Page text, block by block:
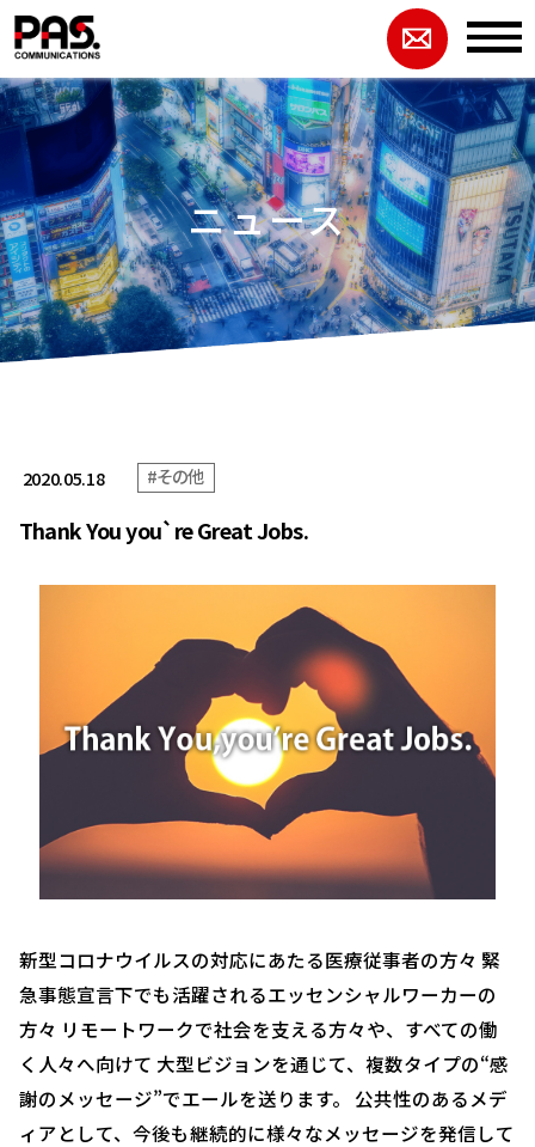
ニュース
2020.05.18 #その他
Thank You you`re Great Jobs.
新型コロナウイルスの対応にあたる医療従事者の方々 緊
急事態宣言下でも活躍されるエッセンシャルワーカーの
方々 リモートワークで社会を支える方々や、すべての働
く人々へ向けて 大型ビジョンを通じて、複数タイプの“感
謝のメッセージ”でエールを送ります。 公共性のあるメデ
ィアとして、今後も継続的に様々なメッセージを発信して